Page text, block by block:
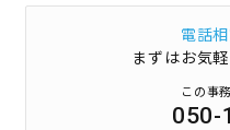
電話
まずはお気
この事
050-